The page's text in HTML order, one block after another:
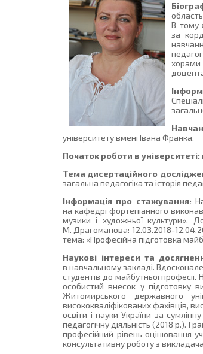
В тому
за
хорами
університету вмені Івана Франка.
Початок роботи в університеті:
Тема дисертаційного
загальна педагогіка та історія
Інформація про стажування:
на кафедрі фортепіанного
музики і художньої культури».
М. Драгоманова: 12.03.2018-
тема: «Професійна підготовка
Наукові інтереси та
в навчальному закладі.
студентів до майбутньої
особистий внесок у підготовку
Житомирського державного
висококваліфікованих фахівців,
освіти і науки України за
педагогічну діяльність (2018 р.).
професійний рівень оцінювання
консультативну роботу з